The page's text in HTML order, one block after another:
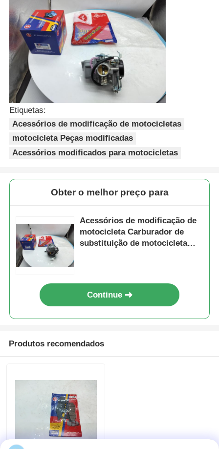
Quem Somos
Fábrica
Controle de Qualidade
Fale Conosco
Peças de motor de motocicleta
componentes elétricos de motocicletas
Partes de modificação de motocicletas
Etiquetas:
Acessórios de modificação de motocicletas
motocicleta Peças modificadas
Acessórios modificados para motocicletas
Obter o melhor preço para
Acessórios de modificação de
motocicleta Carburador de
substituição de motocicleta
Continue
Produtos recomendados